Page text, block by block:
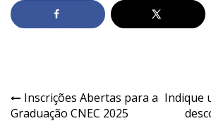
Inscrições Abertas para a
Graduação CNEC 2025
Indique